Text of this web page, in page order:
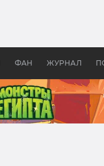
ФАН ЖУРНАЛ
бы